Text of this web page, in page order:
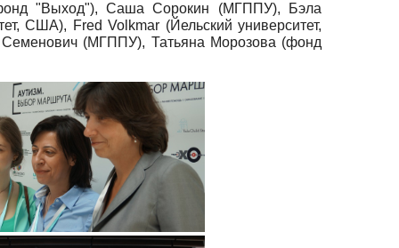
"Выход"), Саша Сорокин (МГППУ), Бэла
США), Fred Volkmar (Йельский университет,
(МГППУ), Татьяна Морозова (фонд